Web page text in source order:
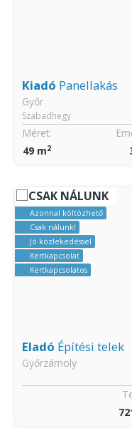
Kiadó Panellakás
Győr
Szabadhegy
Méret:
49 m2
CSAK NÁLUNK
Azonnal költözhető
Csak nálunk!
Jó közlekedéssel
Kertkapcsolat
Kertkapcsolatos
Eladó Építési telek
Győrzámoly